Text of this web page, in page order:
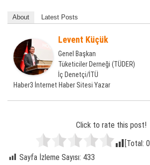
About Latest Posts
Levent Küçük
Genel Başkan
Tüketiciler Derneği (TÜDER)
İç Denetçi/İTÜ
Haber3 İnternet Haber Sitesi Yazar
Click to rate this post!
[Total: 0
Sayfa İzleme Sayısı: 433